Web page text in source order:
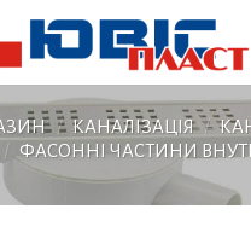
/ КАНАЛІЗАЦІЯ /
/ ФАСОННІ ЧАСТИНИ